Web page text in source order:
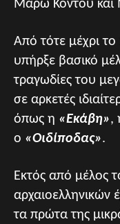
Μάρω Κοντού και
Από τότε μέχρι
υπήρξε βασικό
τραγωδίες του
σε αρκετές
όπως η «Εκάβη»,
ο «Οιδίποδας».
Εκτός από μέλος
τα πρώτα της